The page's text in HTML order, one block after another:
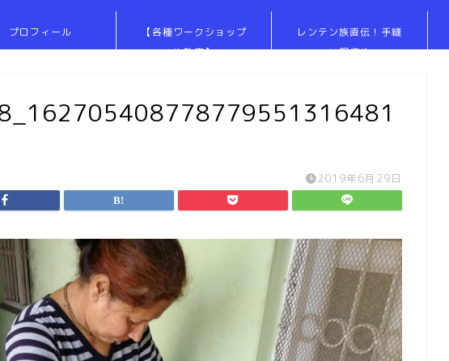
プロフィール
【各種ワークショップ
や教室】
レンテン族直伝！手縫
い服作り
2019年6月29日